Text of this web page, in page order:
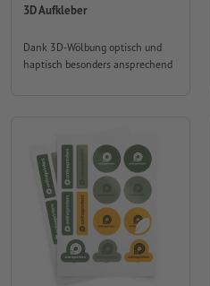
3D Aufkleber
Dank 3D-Wölbung optisch und
haptisch besonders ansprechend